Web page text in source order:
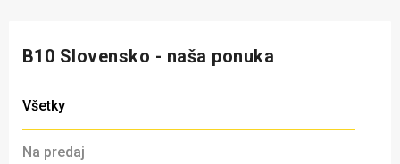
B10 Slovensko - naša ponuka
Všetky
Na predaj